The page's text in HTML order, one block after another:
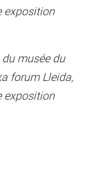
exposition
musée du
forum Lleida,
exposition